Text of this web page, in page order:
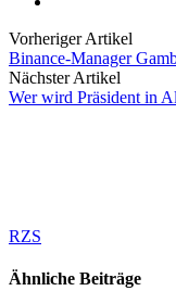
Vorheriger Artikel
Binance-Manager
Nächster Artikel
Wer wird Präsident in
RZS
Ähnliche Beiträge